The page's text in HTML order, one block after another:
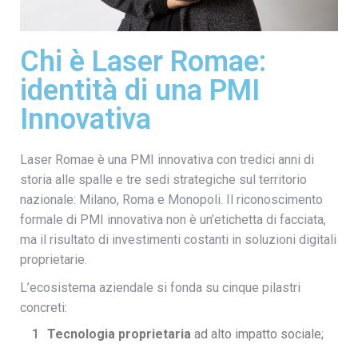
Chi è Laser Romae:
identità di una PMI
Innovativa
Laser Romae è una PMI innovativa con tredici anni di
storia alle spalle e tre sedi strategiche sul territorio
nazionale: Milano, Roma e Monopoli. Il riconoscimento
formale di PMI innovativa non è un’etichetta di facciata,
ma il risultato di investimenti costanti in soluzioni digitali
proprietarie.
L’ecosistema aziendale si fonda su cinque pilastri
concreti:
Tecnologia proprietaria ad alto impatto sociale;